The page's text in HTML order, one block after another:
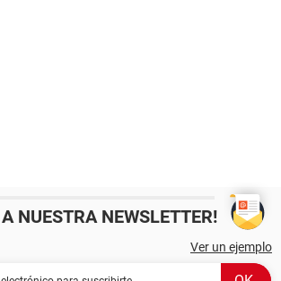
NUESTRA NEWSLETTER!
Ver un ejemplo